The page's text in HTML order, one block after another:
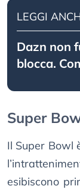
LEGGI
Dazn non
blocca.
Super
Il Super Bowl
esibiscono